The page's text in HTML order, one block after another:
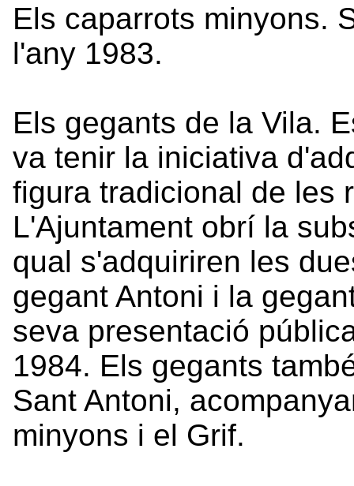
Els caparrots minyons.
l'any 1983.
Els gegants de la Vila.
va tenir la iniciativa
figura tradicional de les
L'Ajuntament obrí la
qual s'adquiriren les
gegant Antoni i la
seva presentació
1984. Els gegants
Sant Antoni,
minyons i el Grif.